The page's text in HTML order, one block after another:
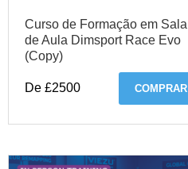
Curso de Formação em Sala
de Aula Dimsport Race Evo
(Copy)
De £2500 COMPRAR